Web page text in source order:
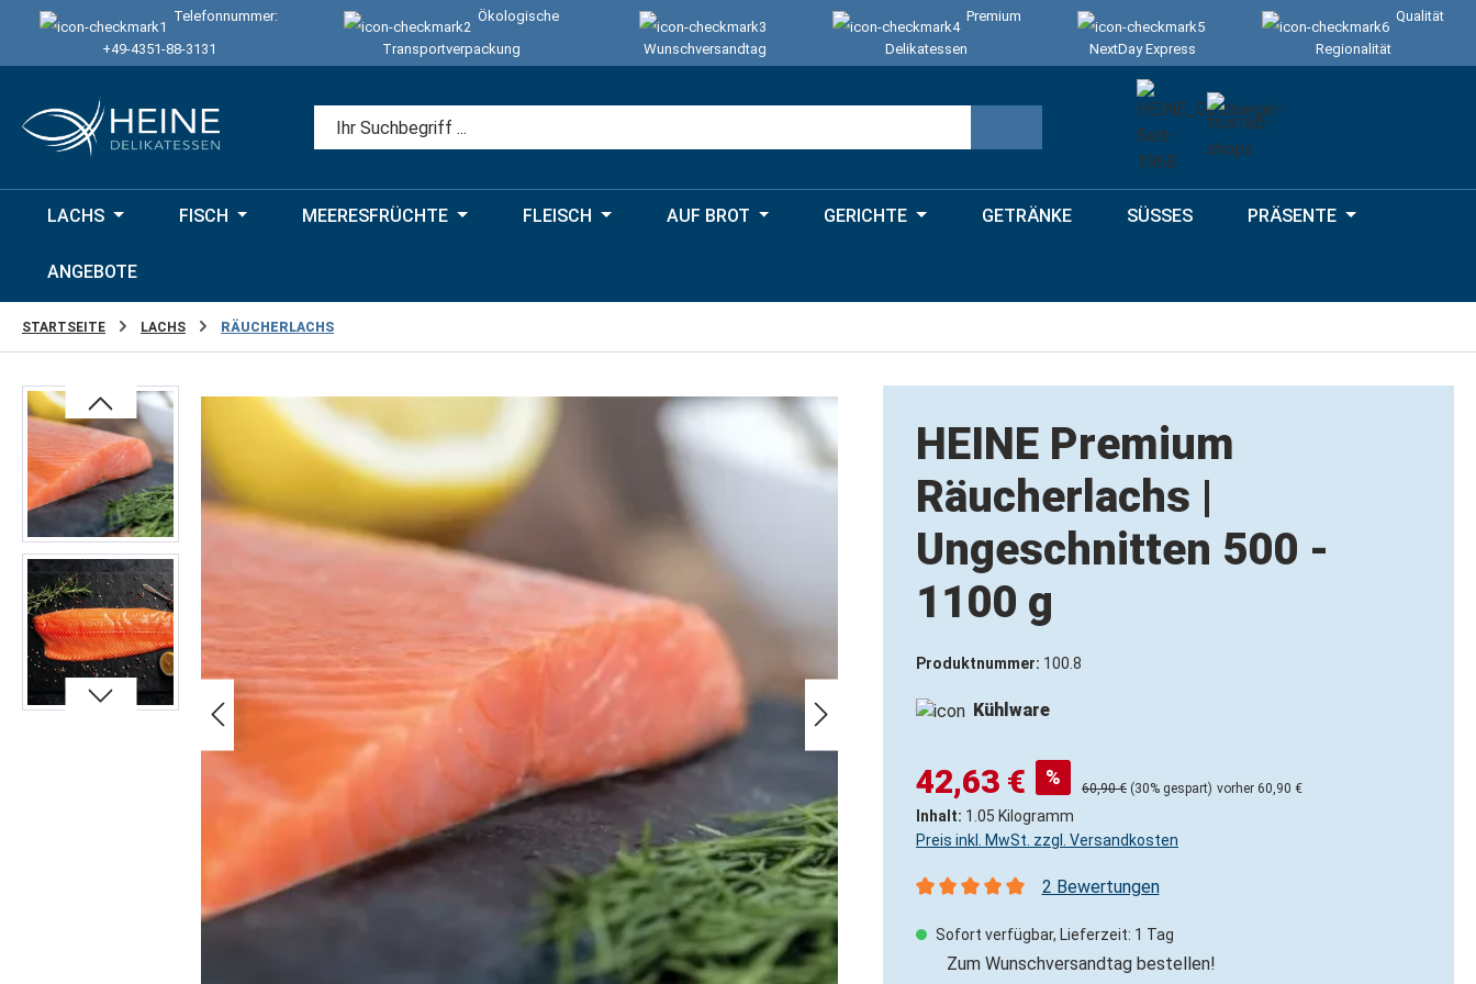
Hauptinhalt springen
Zur Suche springen
Zur Hauptnavigation springen
Telefonnummer:
+49-4351-88-3131
Ökologische
Transportverpackung
Wunschversandtag
Premium
Delikatessen
NextDay Express
Qualität
Regionalität
LACHS FISCH MEERESFRÜCHTE FLEISCH AUF BROT GERICHTE GETRÄNKE SÜSSES PRÄSENTE
ANGEBOTE
STARTSEITE LACHS RÄUCHERLACHS
Bildergalerie überspringen
HEINE Premium
Räucherlachs |
Ungeschnitten 500 -
1100 g
Produktnummer: 100.8
Kühlware
42,63 € % 60,90 € (30% gespart) vorher 60,90 €
Inhalt: 1.05 Kilogramm
Preis inkl. MwSt. zzgl. Versandkosten
2 Bewertungen
Sofort verfügbar, Lieferzeit: 1 Tag
Zum Wunschversandtag bestellen!